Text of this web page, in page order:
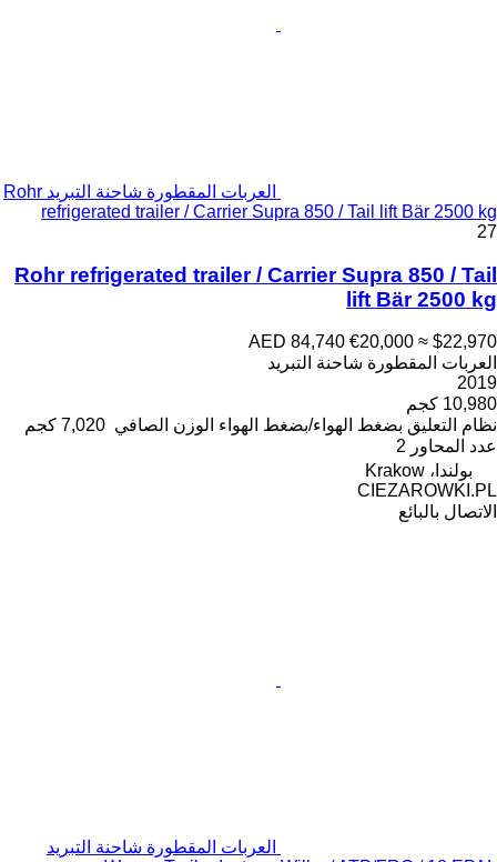
العربات المقطورة شاحنة التبريد Rohr
refrigerated trailer / Carrier Supra 850 / Tail lift Bär 2500 kg
27
Rohr refrigerated trailer / Carrier Supra 850 / Tail
lift Bär 2500 kg
AED 84,740 €20,000 ≈ $22,970
العربات المقطورة شاحنة التبريد
2019
10,980 كجم
نظام التعليق بضغط الهواء/بضغط الهواء الوزن الصافي 7,020 كجم
عدد المحاور 2
بولندا، Krakow
CIEZAROWKI.PL
الاتصال بالبائع
العربات المقطورة شاحنة التبريد